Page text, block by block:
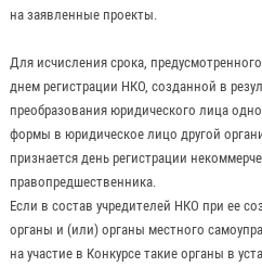
на заявленные проекты.
Для исчисления срока,
днем регистрации НКО, созданной в
преобразования юридического лица
формы в юридическое лицо другой
признается день регистрации
правопредшественника.
Если в состав учредителей НКО при ее
органы и (или) органы местного
на участие в Конкурсе такие органы в